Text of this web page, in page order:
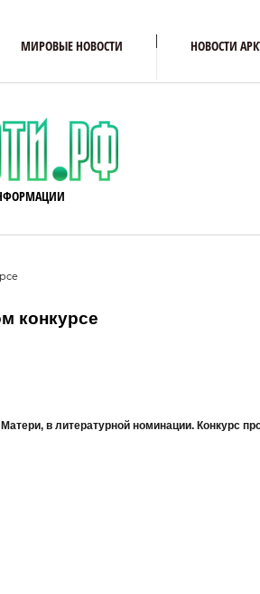
МИРОВЫЕ НОВОСТИ НОВОСТИ
конкурсе
в литературной номинации. Конкурс